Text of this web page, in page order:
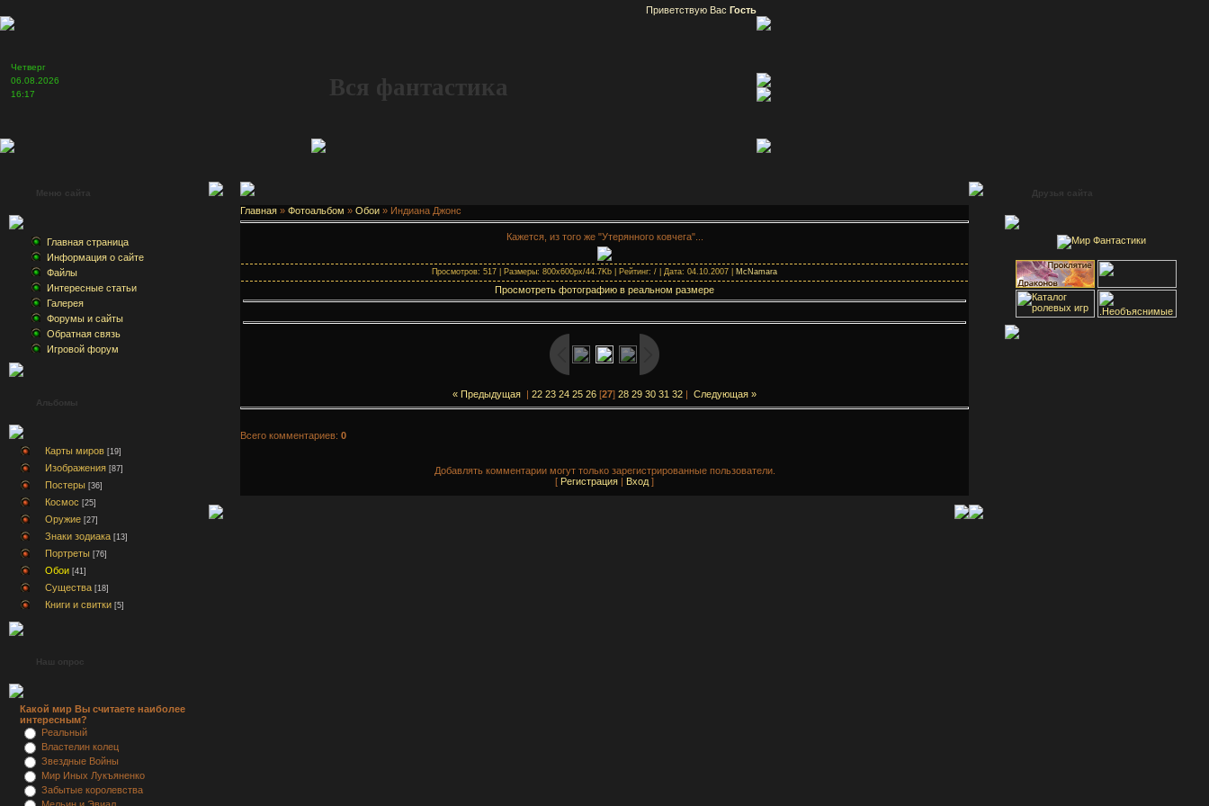
Приветствую Вас Гость
Четверг
06.08.2026
16:17
Вся фантастика
Меню сайта
Главная страница
Информация о сайте
Файлы
Интересные статьи
Галерея
Форумы и сайты
Обратная связь
Игровой форум
Альбомы
Карты миров [19]
Изображения [87]
Постеры [36]
Космос [25]
Оружие [27]
Знаки зодиака [13]
Портреты [76]
Обои [41]
Существа [18]
Книги и свитки [5]
Наш опрос
Какой мир Вы считаете наиболее
интересным?
Реальный
Властелин колец
Звездные Войны
Мир Иных Лукъяненко
Забытые королевства
Главная » Фотоальбом » Обои » Индиана Джонс
Кажется, из того же "Утерянного ковчега"...
Просмотров: 517 | Размеры: 800x600px/44.7Kb | Рейтинг: / | Дата: 04.10.2007 | McNamara
Просмотреть фотографию в реальном размере
« Предыдущая | 22 23 24 25 26 [27] 28 29 30 31 32 | Следующая »
Всего комментариев: 0
Добавлять комментарии могут только зарегистрированные пользователи.
[ Регистрация Вход ]
Друзья сайта